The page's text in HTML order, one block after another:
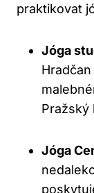
praktikovat
Jóga
Pražský
Jóga